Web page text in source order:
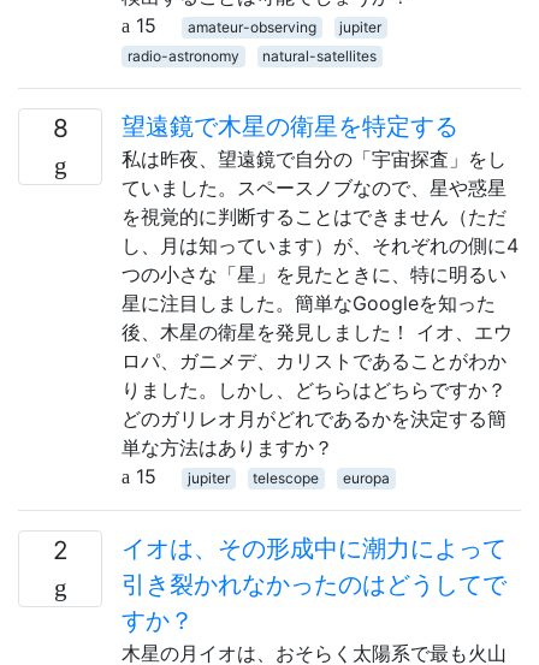
15
amateur-observing
jupiter
radio-astronomy
natural-satellites
8 望遠鏡で木星の衛星を特定する
私は昨夜、望遠鏡で自分の「宇宙探査」をし
ていました。スペースノブなので、星や惑星
を視覚的に判断することはできません（ただ
し、月は知っています）が、それぞれの側に4
つの小さな「星」を見たときに、特に明るい
星に注目しました。簡単なGoogleを知った
後、木星の衛星を発見しました！ イオ、エウ
ロパ、ガニメデ、カリストであることがわか
りました。しかし、どちらはどちらですか？
どのガリレオ月がどれであるかを決定する簡
単な方法はありますか？
15
jupiter telescope europa
2
イオは、その形成中に潮力によって
引き裂かれなかったのはどうしてで
すか？
木星の月イオは、おそらく太陽系で最も火山